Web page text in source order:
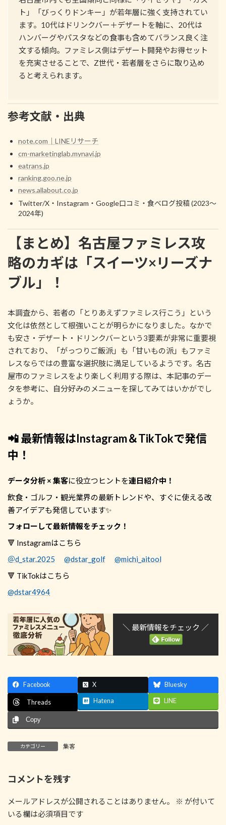
ト」「びっくりドンキー」が若年層に強く支持されてい
ます。10代はドリンクバー＋デザートを軸に、20代は
ハンバーグやパスタなどの食事も含めてバランス良く注
文する傾向。ファミレス側はデザート開発やお得セット
を充実させることで、Z世代・若者層をさらに取り込め
ると考えられます。
参考文献・出典
note.com｜LINEリサーチ
cm-marketinglab.mynavi.jp
eatrans.jp
ranking.goo.ne.jp
news.allabout.co.jp
Twitter/X・Instagram・Google口コミ・食べログ投稿 (2023～
2024年)
【まとめ】名古屋ファミレス攻
略のカギは「スイーツ×リーズナ
ブル」！
本調査から、若者の「とりあえずファミレス行こう」という
文化は依然として根強いことが明らかになりました。なかで
も安さ・デザート・ドリンクバーという3要素が非常に重要視
されており、「がっつりご飯派」も「甘いもの派」もファミ
レスならではの豊富な選択肢に満足しているようです。名古
屋市のファミレスをより楽しく利用する際は、本記事のデー
タを参考に、自分好みのメニューを探してみてはいかがでし
ょうか。
📲 最新情報はInstagram＆TikTokで発信
中！
データ分析 × 集客に役立つヒントを連日紹介中！
飲食・ゴルフ・観光業界の最新トレンドや、すぐに使える改
善アイデアも発信しています✨
フォローして最新情報をチェック！
🔻 Instagramはこちら
＠d_star.2025
@dstar_golf
@michi_aitool
🔻 TikTokはこちら
@dstar4964
＼ 最新情報をチェック ／
Facebook X Bluesky
Threads Hatena LINE
Copy
カテゴリー 集客
コメントを残す
メールアドレスが公開されることはありません。 ※ が付いて
いる欄は必須項目です